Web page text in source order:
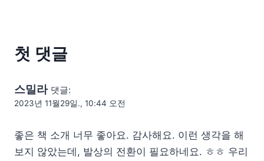
첫 댓글
스밀라 댓글:
2023년 11월29일., 10:44 오전
좋은 책 소개 너무 좋아요. 감사해요. 이런 생각을 해
보지 않았는데, 발상의 전환이 필요하네요. ㅎㅎ 우리